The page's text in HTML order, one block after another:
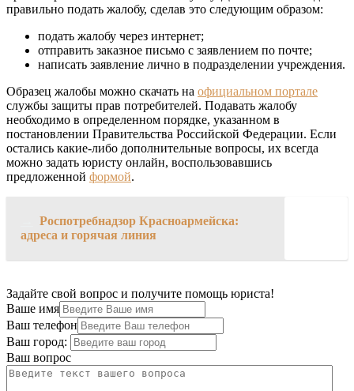
правильно подать жалобу, сделав это следующим образом:
подать жалобу через интернет;
отправить заказное письмо с заявлением по почте;
написать заявление лично в подразделении учреждения.
Образец жалобы можно скачать на официальном портале
службы защиты прав потребителей. Подавать жалобу
необходимо в определенном порядке, указанном в
постановлении Правительства Российской Федерации. Если
остались какие-либо дополнительные вопросы, их всегда
можно задать юристу онлайн, воспользовавшись
предложенной формой.
Роспотребнадзор Красноармейска:
адреса и горячая линия
Задайте свой вопрос и получите помощь юриста!
Ваше имя
Ваш телефон
Ваш город:
Ваш вопрос